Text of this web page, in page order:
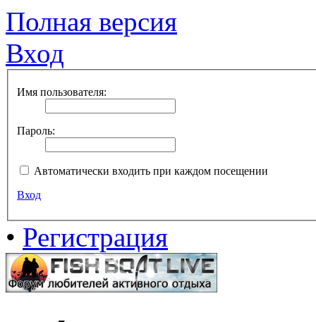
Полная версия
Вход
Имя пользователя:
Пароль:
Автоматически входить при каждом посещении
Вход
• Регистрация